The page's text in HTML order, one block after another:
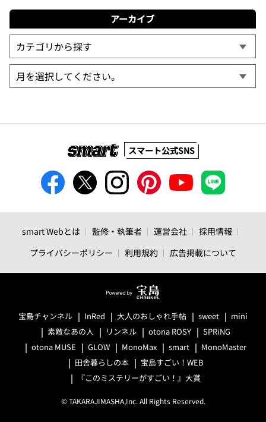
アーカイブ
スマート公式SNS
smart Webとは 監修・執筆者 運営会社
採用情報
プライバシーポリシー
利用規約 広告掲載について
宝島チャンネル InRed 大人のおしゃれ手帖 sweet
mini
素敵なあの人
リンネル otona ROSY
SPRiNG
otona MUSE
GLOW MonoMax smart
MonoMaster
田舎暮らしの本
宝島すごい！WEB
『このミステリーがすごい！』大賞
© TAKARAJIMASHA,Inc. All Rights Reserved.